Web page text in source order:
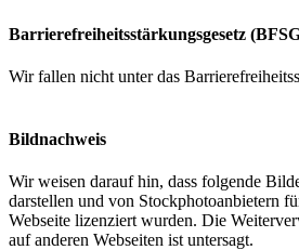
Barrierefreiheitsstärkungsgesetz
Wir fallen nicht unter das
Bildnachweis
Wir weisen darauf hin, dass folgende
darstellen und von Stockphotoanbietern
Webseite lizenziert wurden. Die
auf anderen Webseiten ist untersagt.